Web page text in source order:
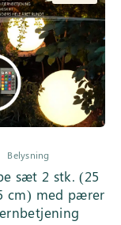
Belysning
sæt 2 stk. (25
cm) med pærer